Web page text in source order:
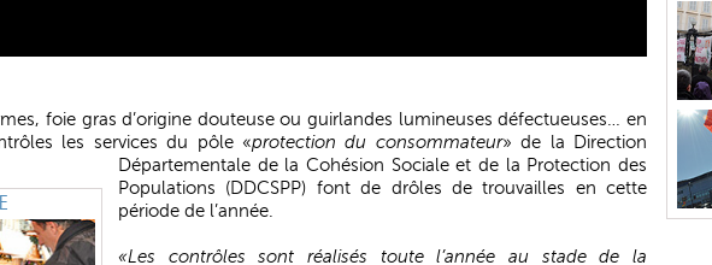
foie gras d’origine douteuse ou guirlandes lumineuses défectueuses… en
les services du pôle «protection du consommateur» de la Direction
Départementale de la Cohésion Sociale et de la Protection des
Populations (DDCSPP) font de drôles de trouvailles en cette
période de l’année.
«Les contrôles sont réalisés toute l’année au stade de la